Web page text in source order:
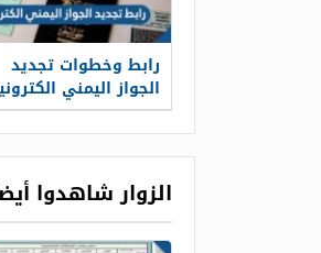
رابط وخطوات تجديد
الجواز اليمني
1447
الزوار شاهدوا